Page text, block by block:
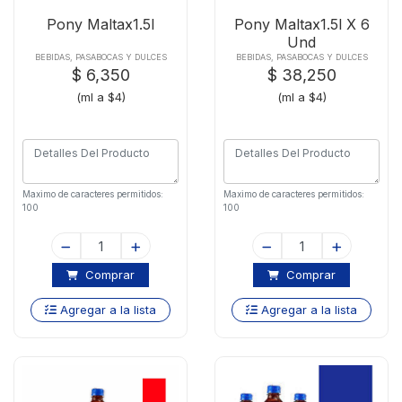
Pony Maltax1.5l
BEBIDAS, PASABOCAS Y DULCES
$ 6,350
(ml a $4)
Maximo de caracteres permitidos:
100
Comprar
Agregar a la lista
Pony Maltax1.5l X 6
Und
BEBIDAS, PASABOCAS Y DULCES
$ 38,250
(ml a $4)
Maximo de caracteres permitidos:
100
Comprar
Agregar a la lista